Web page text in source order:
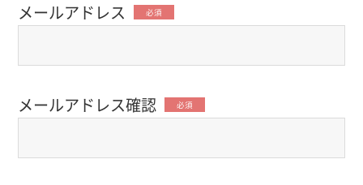
メールアドレス 必須
メールアドレス確認 必須